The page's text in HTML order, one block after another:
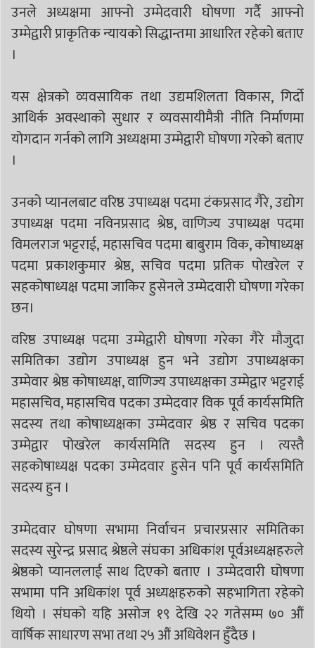
उनले अध्यक्षमा आफ्नो उम्मेदवारी घोषणा गर्दै आफ्नो
उम्मेद्वारी प्राकृतिक न्यायको सिद्धान्तमा आधारित रहेको बताए
।
यस क्षेत्रको व्यवसायिक तथा उद्यमशिलता विकास, गिर्दो
आथिर्क अवस्थाको सुधार र व्यवसायीमैत्री नीति निर्माणमा
योगदान गर्नको लागि अध्यक्षमा उम्मेद्वारी घोषणा गरेको बताए
।
उनको प्यानलबाट वरिष्ठ उपाध्यक्ष पदमा टंकप्रसाद गैरे, उद्योग
उपाध्यक्ष पदमा नविनप्रसाद श्रेष्ठ, वाणिज्य उपाध्यक्ष पदमा
विमलराज भट्टराई, महासचिव पदमा बाबुराम विक, कोषाध्यक्ष
पदमा प्रकाशकुमार श्रेष्ठ, सचिव पदमा प्रतिक पोखरेल र
सहकोषाध्यक्ष पदमा जाकिर हुसेनले उम्मेदवारी घोषणा गरेका
छन।
वरिष्ठ उपाध्यक्ष पदमा उम्मेद्वारी घोषणा गरेका गैरे मौजुदा
समितिका उद्योग उपाध्यक्ष हुन भने उद्योग उपाध्यक्षका
उम्मेवार श्रेष्ठ कोषाध्यक्ष, वाणिज्य उपाध्यक्षका उम्मेद्वार भट्टराई
महासचिव, महासचिव पदका उम्मेदवार विक पूर्व कार्यसमिति
सदस्य तथा कोषाध्यक्षका उम्मेदवार श्रेष्ठ र सचिव पदका
उम्मेद्वार पोखरेल कार्यसमिति सदस्य हुन । त्यस्तै
सहकोषाध्यक्ष पदका उम्मेदवार हुसेन पनि पूर्व कार्यसमिति
सदस्य हुन ।
उम्मेदवार घोषणा सभामा निर्वाचन प्रचारप्रसार समितिका
सदस्य सुरेन्द्र प्रसाद श्रेष्ठले संघका अधिकांश पूर्वअध्यक्षहरुले
श्रेष्ठको प्यानललाई साथ दिएको बताए । उम्मेदवारी घोषणा
सभामा पनि अधिकांश पूर्व अध्यक्षहरुको सहभागिता रहेको
थियो । संघको यहि असोज १९ देखि २२ गतेसम्म ७० औं
वार्षिक साधारण सभा तथा २५ औं अधिवेशन हुँदैछ ।